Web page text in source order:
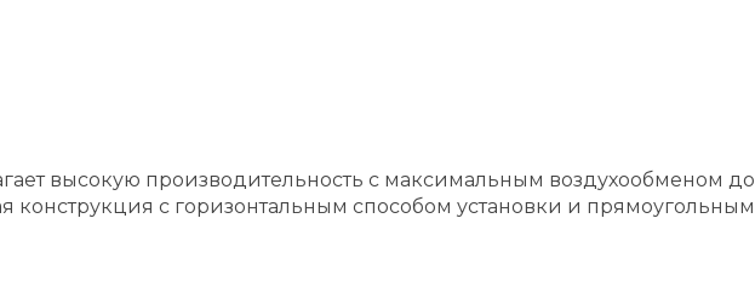
высокую производительность с максимальным воздухообменом
с горизонтальным способом установки и